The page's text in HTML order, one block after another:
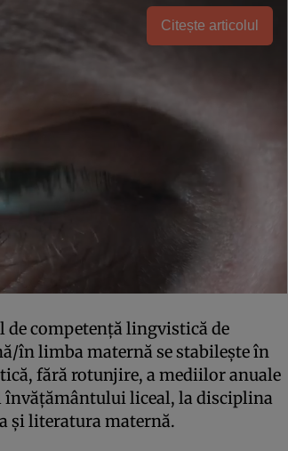
Citește articolul
competență lingvistică de
în limba maternă se stabilește în
fără rotunjire, a mediilor anuale
învățământului liceal, la disciplina
și literatura maternă.